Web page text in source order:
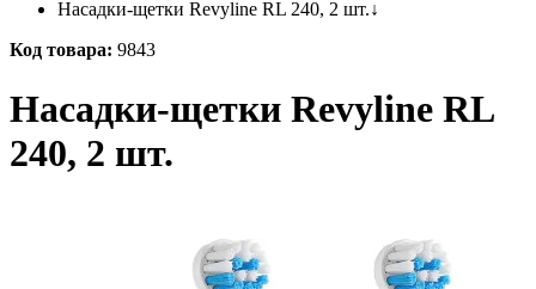
Насадки-щетки Revyline RL 240, 2 шт.↓
Код товара: 9843
Насадки-щетки Revyline RL
240, 2 шт.